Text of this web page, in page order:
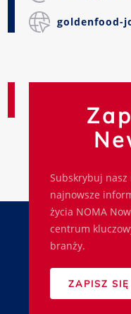
goldenfood-
Subskrybuj
najnowsze
życia NOMA
centrum
branży.
ZAPISZ SIĘ